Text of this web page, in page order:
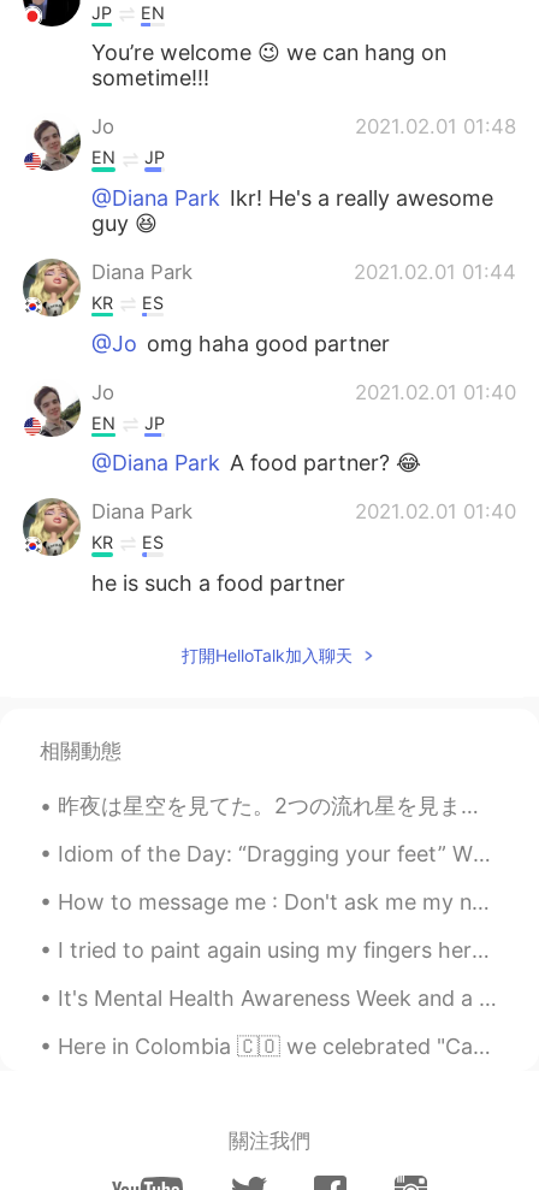
JP EN
You’re welcome 😉 we can hang on
sometime!!!
Jo 2021.02.01 01:48
EN JP
@Diana Park Ikr! He's a really awesome
guy 😆
Diana Park 2021.02.01 01:44
KR ES
@Jo omg haha good partner
Jo 2021.02.01 01:40
EN JP
@Diana Park A food partner? 😂
Diana Park 2021.02.01 01:40
KR ES
he is such a food partner
打開HelloTalk加入聊天
相關動態
昨夜は星空を見てた。2つの流れ星を見ました！超早かったから望みをできなかった。 太陽は星ですね。十億の星があるから、地球みたいな世界がいくつあるのかな？ ー 明日からまた仕事です。ちょっと悲...
Idiom of the Day: “Dragging your feet” When you don’t want to do something and put off doing it,...
How to message me : Don't ask me my name. It's on my profile. Don't ask me where I'm from. It's...
I tried to paint again using my fingers here in Hellotalk! 二月の絵 ハロトークの描く機能をまた使ってみた。 適当に描いてた。😂😂 楽...
It's Mental Health Awareness Week and a good time to take time out for yourself. Find a little po...
Here in Colombia 🇨🇴 we celebrated "Candle day" 🕯️😊it's like the beginning of Christmas here. So e...
關注我們